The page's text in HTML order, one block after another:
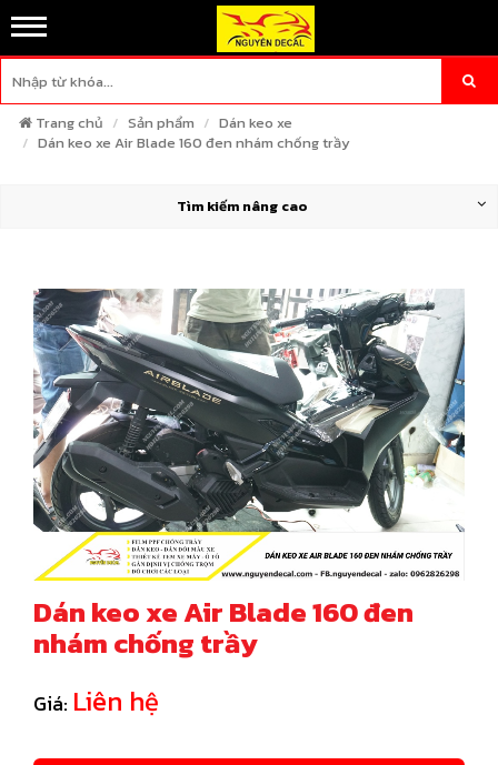
Trang chủ Sản phẩm
Dán keo xe
Dán keo xe Air Blade 160 đen nhám chống trầy
Tìm kiếm nâng cao
Dán keo xe Air Blade 160 đen
nhám chống trầy
Giá: Liên hệ